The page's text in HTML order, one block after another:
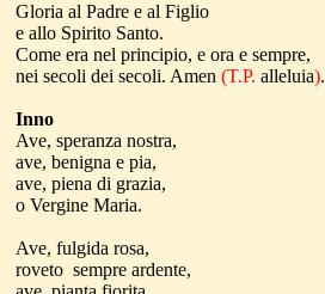
Gloria al Padre e al Figlio
e allo Spirito Santo.
Come era nel principio, e ora e sempre,
nei secoli dei secoli. Amen (T.P. alleluia).
Inno
Ave, speranza nostra,
ave, benigna e pia,
ave, piena di grazia,
o Vergine Maria.
Ave, fulgida rosa,
roveto sempre ardente,